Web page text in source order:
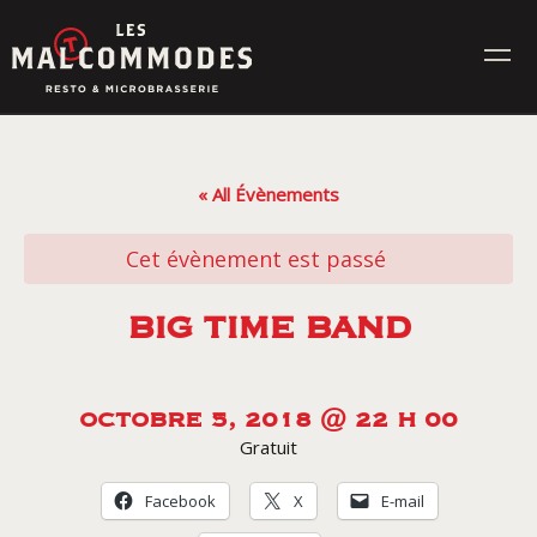
to
content
CONTACT
« All Évènements
Cet évènement est passé
BIG TIME BAND
OCTOBRE 5, 2018 @ 22 H 00
Gratuit
Facebook X E-mail